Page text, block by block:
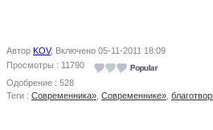
Автор KOV, Включено 05-11-2011 18:09
Просмотры : 11790
Одобрение : 528
Теги : Современника» Современнике»